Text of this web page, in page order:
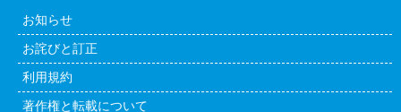
お知らせ
お詫びと訂正
利用規約
著作権と転載について